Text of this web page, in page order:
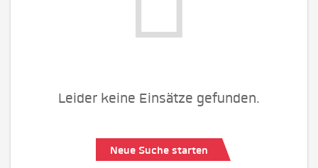
Leider keine Einsätze gefunden.
Neue Suche starten